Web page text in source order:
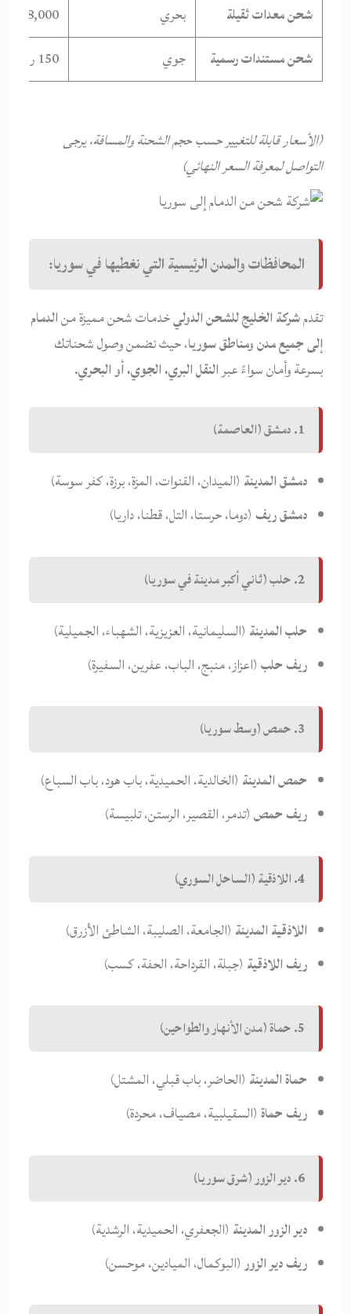
شحن معدات ثقيلة
بحري
8,000 ر.س
شحن مستندات رسمية
جوي 150 ر.س
(الأسعار قابلة للتغيير حسب حجم الشحنة والمسافة، يرجى
التواصل لمعرفة السعر النهائي)
المحافظات والمدن الرئيسية التي نغطيها في سوريا:
تقدمشركة الخليج للشحن الدوليخدمات شحن مميزة منالدمام
إلى جميع مدن ومناطق سوريا، حيث نضمن وصول شحناتك
بسرعة وأمان سواءً عبرالنقل البري، الجوي، أو البحري.
1. دمشق (العاصمة)
دمشق المدينة (الميدان، القنوات، المزة، برزة، كفر سوسة)
دمشق ريف(دوما، حرستا، التل، قطنا، داريا)
2. حلب (ثاني أكبر مدينة في سوريا)
حلب المدينة (السليمانية، العزيزية، الشهباء، الجميلية)
ريف حلب(اعزاز، منبج، الباب، عفرين، السفيرة)
3. حمص (وسط سوريا)
حمص المدينة (الخالدية، الحميدية، باب هود، باب السباع)
ريف حمص(تدمر، القصير، الرستن، تلبيسة)
4. اللاذقية (الساحل السوري)
اللاذقية المدينة (الجامعة، الصليبة، الشاطئ الأزرق)
ريف اللاذقية (جبلة، القرداحة، الحفة، كسب)
5. حماة (مدن الأنهار والطواحين)
حماة المدينة (الحاضر، باب قبلي، المشتل)
ريف حماة(السقيلبية، مصياف، محردة)
6. دير الزور (شرق سوريا)
دير الزور المدينة (الجعفري، الحميدية، الرشدية)
ريف دير الزور(البوكمال، الميادين، موحسن)